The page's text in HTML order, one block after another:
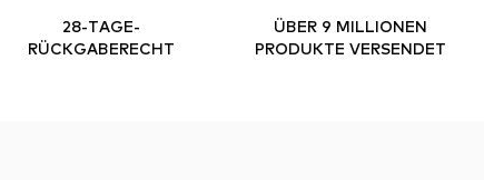
28-TAGE-
RÜCKGABERECHT
ÜBER 9 MILLIONEN
PRODUKTE VERSENDET